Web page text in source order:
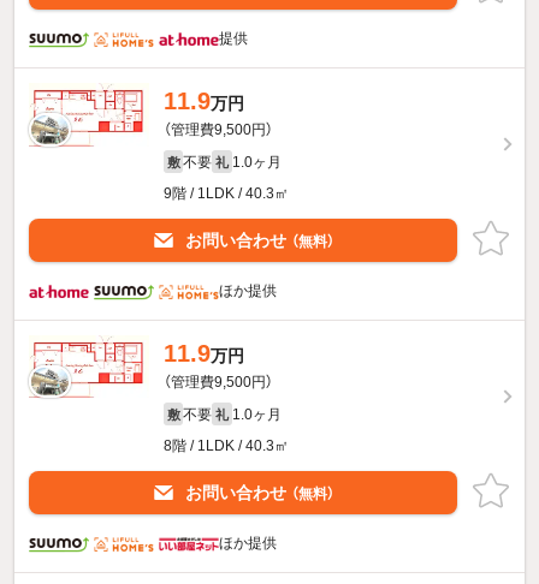
提供
11.9万円
（管理費9,500円）
敷 不要 礼 1.0ヶ月
9階 / 1LDK / 40.3㎡
お問い合わせ （無料）
ほか提供
11.9万円
（管理費9,500円）
敷 不要 礼 1.0ヶ月
8階 / 1LDK / 40.3㎡
お問い合わせ （無料）
ほか提供